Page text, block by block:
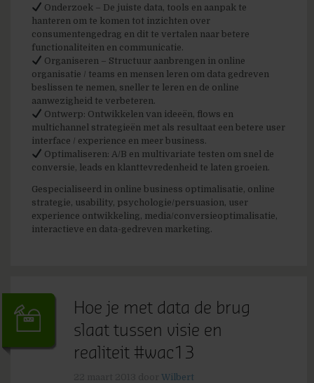
Onderzoek – De juiste data, tools en aanpak te
hanteren om te komen tot inzichten over
consumentengedrag en dit te vertalen naar betere
functionaliteiten en communicatie.
Organiseren – Structuur aanbrengen in online
organisatie / teams en mensen leren om data gedreven
beslissen te nemen, sneller te leren en de online
aanwezigheid te verbeteren.
Ontwerp: Ontwikkelen van ideeën, flows en
multichannel strategieën met als resultaat een betere user
interface / experience en meer business.
Optimaliseren: A/B en multivariate testen om snel de
conversie, leads en klanttevredenheid te laten groeien.
Gespecialiseerd in online business optimalisatie, online
strategie, usability, psychologie/persuasion, user
experience ontwikkeling, media/conversieoptimalisatie,
interactieve en data-gedreven marketing.
Hoe je met data de brug
slaat tussen visie en
realiteit #wac13
Wilbert